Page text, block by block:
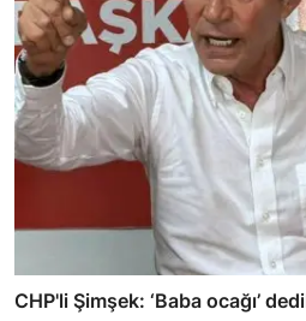
CHP'li Şimşek: ‘Baba ocağı’